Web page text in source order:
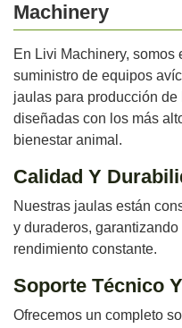
Machinery
En Livi Machinery,
suministro de equipos
jaulas para producción
diseñadas con los más
bienestar animal.
Calidad Y
Nuestras jaulas están
y duraderos,
rendimiento constante.
Soporte Técnico
Ofrecemos un completo